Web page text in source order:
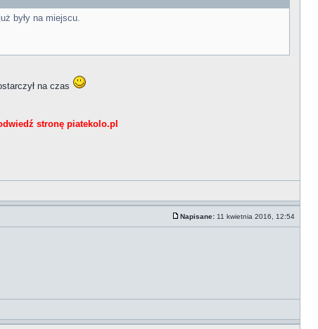
były na miejscu.
na czas
stronę piatekolo.pl
Napisane: 11 kwietnia 2016, 12:54